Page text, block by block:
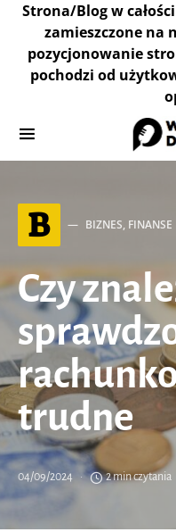
Strona/Blog w
zamieszczone na
pozycjonowanie
pochodzi od
B BIZNES, FINANSE
Czy
trudne
04/09/2024 2 min czytania